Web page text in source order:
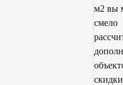
м2 вы
смело